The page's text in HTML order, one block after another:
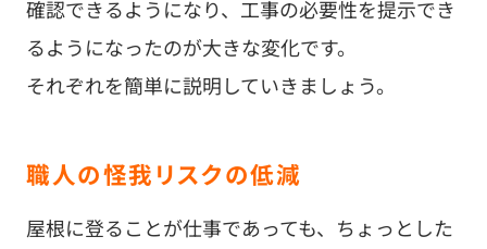
確認できるようになり、工事の必要性を提示でき
るようになったのが大きな変化です。
それぞれを簡単に説明していきましょう。
職人の怪我リスクの低減
屋根に登ることが仕事であっても、ちょっとした